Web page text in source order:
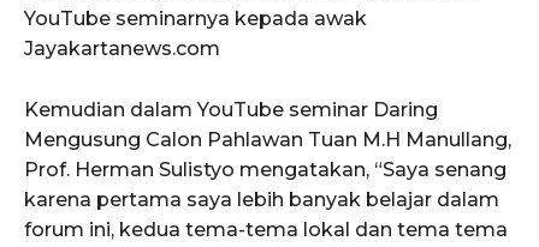
YouTube seminarnya kepada awak
Jayakartanews.com
Kemudian dalam YouTube seminar Daring
Mengusung Calon Pahlawan Tuan M.H Manullang,
Prof. Herman Sulistyo mengatakan, “Saya senang
karena pertama saya lebih banyak belajar dalam
forum ini, kedua tema-tema lokal dan tema tema